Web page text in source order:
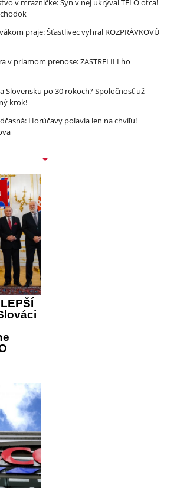
v mrazničke: Syn v nej ukrýval TELO otca!
praje: Šťastlivec vyhral ROZPRÁVKOVÚ
v priamom prenose: ZASTRELILI ho
Slovensku po 30 rokoch? Spoločnosť už
krok!
Horúčavy poľavia len na chvíľu!